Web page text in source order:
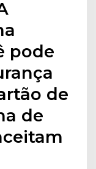
pode
de
de